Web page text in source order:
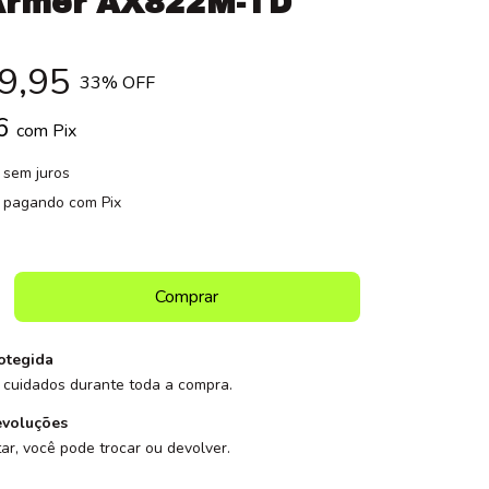
33% OFF
com Pix
sem juros
com Pix
durante toda a compra.
você pode trocar ou devolver.